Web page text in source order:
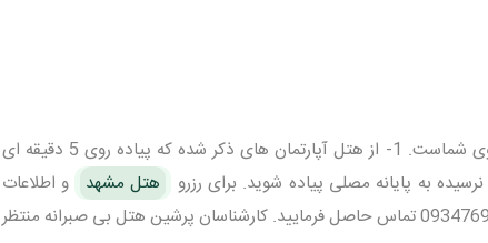
چند راه پیش روی شماست. 1- از هتل آپارتمان های ذکر شده که پیاده روی 5 دقیقه ای
هتل مشهد
و اطلاعات
بیشتر می توانید با شماره های 05138096 و 09347698592 تماس حاصل فرمایید. کارشناسان پرشین هتل بی صبرانه منتظر